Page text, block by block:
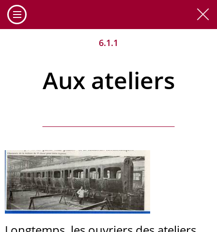
6.1.1
Aux ateliers
Cookies management panel